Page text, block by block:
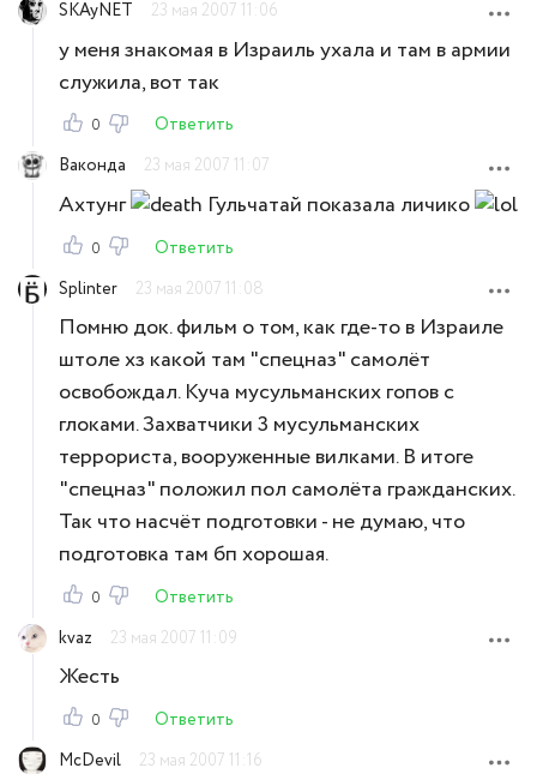
SKAyNET 23 мая 2007 11:06
у меня знакомая в Израиль ухала и там в армии
служила, вот так
0
Ответить
Ваконда
23 мая 2007 11:07
Ахтунг Гульчатай показала личико
0
Ответить
Splinter
23 мая 2007 11:08
Помню док. фильм о том, как где-то в Израиле
штоле хз какой там "спецназ" самолёт
освобождал. Куча мусульманских гопов с
глоками. Захватчики 3 мусульманских
террориста, вооруженные вилками. В итоге
"спецназ" положил пол самолёта гражданских.
Так что насчёт подготовки - не думаю, что
подготовка там бп хорошая.
0
Ответить
kvaz
23 мая 2007 11:09
Жесть
0
Ответить
McDevil
23 мая 2007 11:16